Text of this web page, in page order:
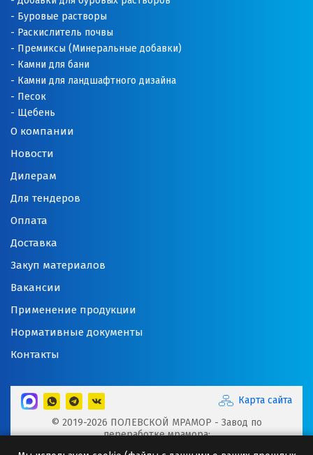
О компании
Новости
Дилерам
Для тендеров
Оплата
Доставка
Закуп материалов
Вакансии
Применение продукции
Нормативные документы
Контакты
Буровые растворы
Раскислитель почвы
Премиксы (Минеральные добавки)
Камни для бани
Камни для ландшафтного дизайна
Песок
Щебень
Карта сайта
© 2019-2026 ПОЛЕВСКОЙ МРАМОР - Завод по
переработке мрамора: